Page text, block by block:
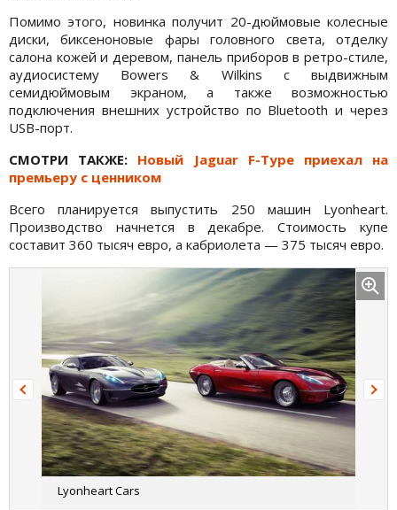
Помимо этого, новинка получит 20-дюймовые колесные
диски, биксеноновые фары головного света, отделку
салона кожей и деревом, панель приборов в ретро-стиле,
аудиосистему Bowers & Wilkins с выдвижным
семидюймовым экраном, а также возможностью
подключения внешних устройство по Bluetooth и через
USB-порт.
СМОТРИ ТАКЖЕ: Новый Jaguar F-Type приехал на
премьеру с ценником
Всего планируется выпустить 250 машин Lyonheart.
Производство начнется в декабре. Стоимость купе
составит 360 тысяч евро, а кабриолета — 375 тысяч евро.
Lyonheart Cars